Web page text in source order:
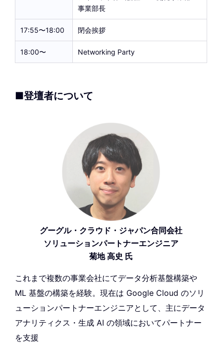
事業部長
17:55〜18:00 閉会挨拶
18:00〜 Networking Party
■登壇者について
グーグル・クラウド・ジャパン合同会社
ソリューションパートナーエンジニア
菊地 高史 氏
これまで複数の事業会社にてデータ分析基盤構築や
ML 基盤の構築を経験。現在は Google Cloud のソリ
ューションパートナーエンジニアとして、主にデータ
アナリティクス・生成 AI の領域においてパートナー
を支援